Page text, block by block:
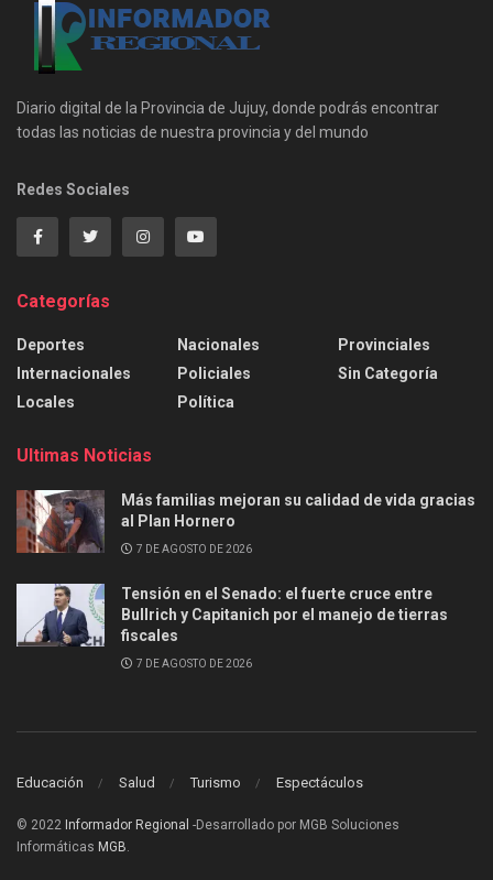
Diario digital de la Provincia de Jujuy, donde podrás encontrar
todas las noticias de nuestra provincia y del mundo
Redes Sociales
Categorías
Deportes
Internacionales
Locales
Nacionales
Policiales
Política
Provinciales
Sin Categoría
Ultimas Noticias
Más familias mejoran su calidad de vida gracias
al Plan Hornero
7 DE AGOSTO DE 2026
Tensión en el Senado: el fuerte cruce entre
Bullrich y Capitanich por el manejo de tierras
fiscales
7 DE AGOSTO DE 2026
Educación Salud Turismo Espectáculos
© 2022 Informador Regional -Desarrollado por MGB Soluciones
Informáticas MGB